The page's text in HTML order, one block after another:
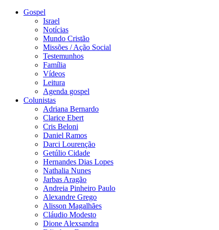
Gospel
Israel
Notícias
Mundo Cristão
Missões / Ação Social
Testemunhos
Família
Vídeos
Leitura
Agenda gospel
Colunistas
Adriana Bernardo
Clarice Ebert
Cris Beloni
Daniel Ramos
Darci Lourenção
Getúlio Cidade
Hernandes Dias Lopes
Nathalia Nunes
Jarbas Aragão
Andreia Pinheiro Paulo
Alexandre Grego
Alisson Magalhães
Cláudio Modesto
Dione Alexsandra